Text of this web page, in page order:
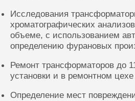
Исследования
хроматографических
объеме, с использованием
определению фурановых
Ремонт трансформаторов до
установки и в ремонтном цехе
Определение мест